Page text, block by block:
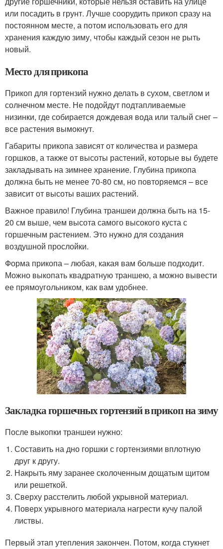
или посадить в грунт. Лучше соорудить прикоп сразу на
постоянном месте, а потом использовать его для
хранения каждую зиму, чтобы каждый сезон не рыть
новый.
Место для прикопа
Прикоп для гортензий нужно делать в сухом, светлом и
солнечном месте. Не подойдут подтапливаемые
низинки, где собирается дождевая вода или талый снег –
все растения вымокнут.
Габариты прикопа зависят от количества и размера
горшков, а также от высоты растений, которые вы будете
закладывать на зимнее хранение. Глубина прикопа
должна быть не менее 70-80 см, но повторяемся – все
зависит от высоты ваших растений.
Важное правило! Глубина траншеи должна быть на 15-
20 см выше, чем высота самого высокого куста с
горшечным растением. Это нужно для создания
воздушной прослойки.
Форма прикопа – любая, какая вам больше подходит.
Можно выкопать квадратную траншею, а можно вывести
ее прямоугольником, как вам удобнее.
Закладка горшечных гортензий в прикоп на зиму
После выкопки траншеи нужно:
Составить на дно горшки с гортензиями вплотную
друг к другу.
Накрыть яму заранее сколоченным дощатым щитом
или решеткой.
Сверху расстелить любой укрывной материал.
Поверх укрывного материала нагрести кучу палой
листвы.
Первый этап утепления закончен. Потом, когда стукнет